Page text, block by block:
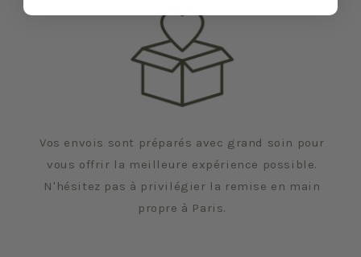
Vos envois sont préparés avec grand soin pour
vous offrir la meilleure expérience possible.
N'hésitez pas à privilégier la remise en main
propre à Paris.